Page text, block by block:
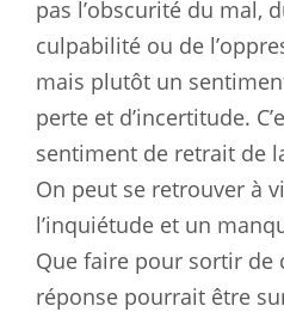
pas l’obscurité du mal,
culpabilité ou de
mais plutôt un
perte et d’incertitude.
sentiment de retrait de
On peut se retrouver à
l’inquiétude et un
Que faire pour sortir de
réponse pourrait être